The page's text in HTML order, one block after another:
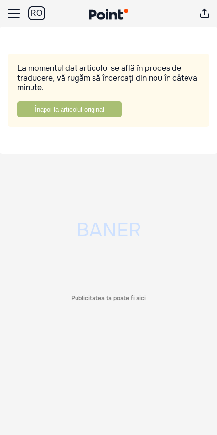
RO
La momentul dat articolul se află în proces de
traducere, vă rugăm să încercați din nou în câteva
minute.
Înapoi la articolul original
Publicitatea ta poate fi aici